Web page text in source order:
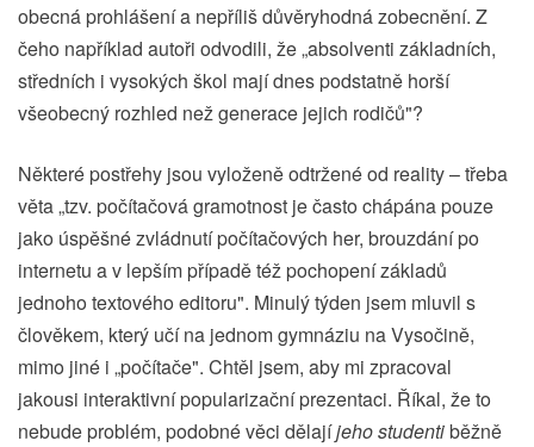
obecná prohlášení a nepříliš důvěryhodná zobecnění. Z
čeho například autoři odvodili, že „absolventi základních,
středních i vysokých škol mají dnes podstatně horší
všeobecný rozhled než generace jejich rodičů"?
Některé postřehy jsou vyloženě odtržené od reality – třeba
věta „tzv. počítačová gramotnost je často chápána pouze
jako úspěšné zvládnutí počítačových her, brouzdání po
internetu a v lepším případě též pochopení základů
jednoho textového editoru". Minulý týden jsem mluvil s
člověkem, který učí na jednom gymnáziu na Vysočině,
mimo jiné i „počítače". Chtěl jsem, aby mi zpracoval
jakousi interaktivní popularizační prezentaci. Říkal, že to
nebude problém, podobné věci dělajíjeho studentiběžně